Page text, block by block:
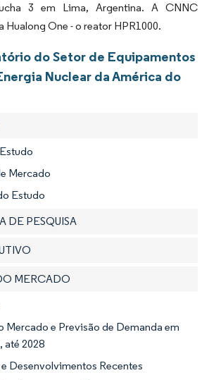
3 em Lima, Argentina. A CNNC
Hualong One - o reator HPR1000.
do Setor de Equipamentos
Nuclear da América do
Mercado
Estudo
DE PESQUISA
MERCADO
Mercado e Previsão de Demanda em
até 2028
Desenvolvimentos Recentes